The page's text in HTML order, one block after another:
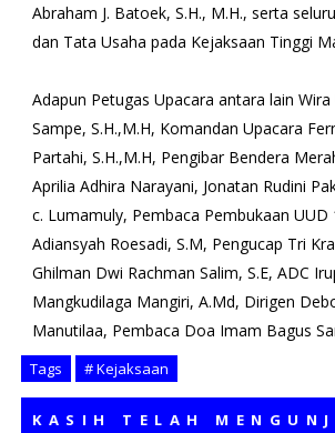
Abraham J. Batoek, S.H., M.H., serta
dan Tata Usaha pada Kejaksaan Tinggi
Adapun Petugas Upacara antara lain Wira
Sampe, S.H.,M.H, Komandan Upacara
Partahi, S.H.,M.H, Pengibar Bendera
Aprilia Adhira Narayani, Jonatan Rudini
c. Lumamuly, Pembaca Pembukaan
Adiansyah Roesadi, S.M, Pengucap Tri
Ghilman Dwi Rachman Salim, S.E, ADC
Mangkudilaga Mangiri, A.Md, Dirigen
Manutilaa, Pembaca Doa Imam Bagus
Tags # Kejaksaan
TELAH